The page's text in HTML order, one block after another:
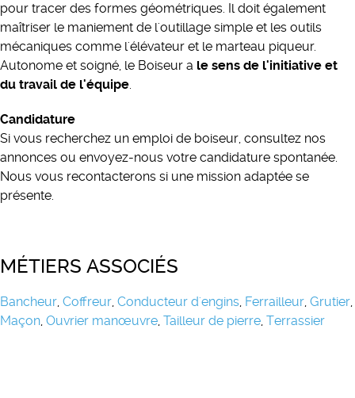
pour tracer des formes géométriques. Il doit également
maîtriser le maniement de l'outillage simple et les outils
mécaniques comme l'élévateur et le marteau piqueur.
Autonome et soigné, le Boiseur a le sens de l'initiative et
du travail de l'équipe.
Candidature
Si vous recherchez un emploi de boiseur, consultez nos
annonces ou envoyez-nous votre candidature spontanée.
Nous vous recontacterons si une mission adaptée se
présente.
MÉTIERS ASSOCIÉS
Bancheur, Coffreur, Conducteur d'engins, Ferrailleur, Grutier,
Maçon, Ouvrier manœuvre, Tailleur de pierre, Terrassier